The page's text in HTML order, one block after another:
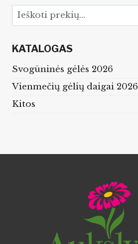
Ieškoti:
KATALOGAS
Svogūninės gėlės 2026
Vienmečių gėlių daigai 2026
Kitos